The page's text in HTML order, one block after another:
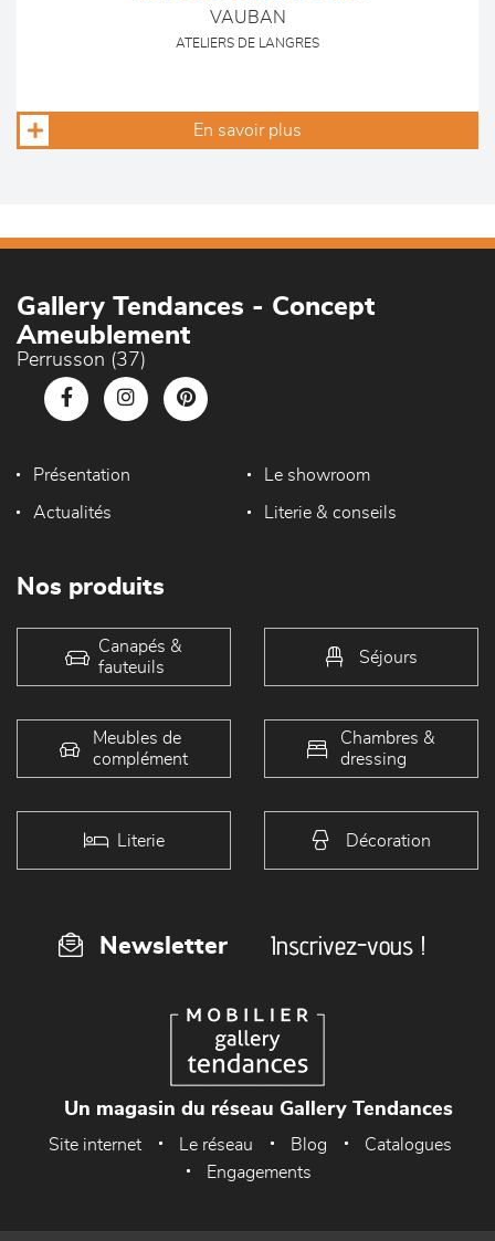
VAUBAN
ATELIERS DE LANGRES
En savoir plus
Gallery Tendances - Concept
Ameublement
Perrusson (37)
Présentation Le showroom
Actualités Literie & conseils
Nos produits
Canapés &
fauteuils
Séjours
Meubles de
complément
Chambres &
dressing
Literie Décoration
Newsletter Inscrivez-vous !
Un magasin du réseau Gallery Tendances
Site internet Le réseau Blog
Catalogues
Engagements